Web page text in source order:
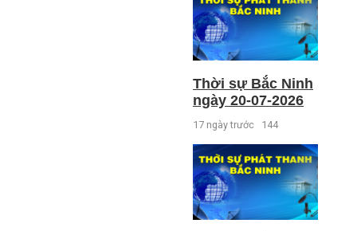
Thời sự Bắc Ninh
ngày 20-07-2026
17 ngày trước 144